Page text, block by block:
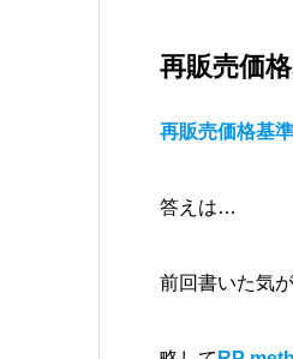
再販売価
再販売価格基
答えは…
前回書いた気